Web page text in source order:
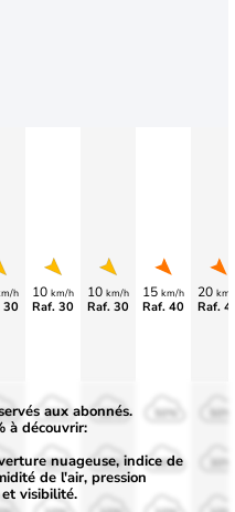
h
30
10 km/h
Raf. 30
10 km/h
Raf. 30
15 km/h
Raf. 40
20
Raf.
50%
30%
50%
30%
50%
30%
aux abonnés.
à découvrir:
nuageuse, indice de
de l'air, pression
visibilité.